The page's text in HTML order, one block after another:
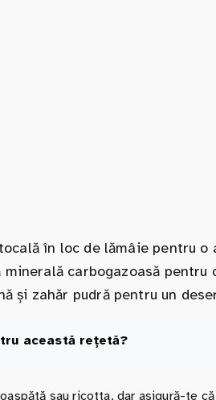
în loc de lămâie pentru o
carbogazoasă pentru
și zahăr pudră pentru un
această rețetă?
sau ricotta, dar asigură-te